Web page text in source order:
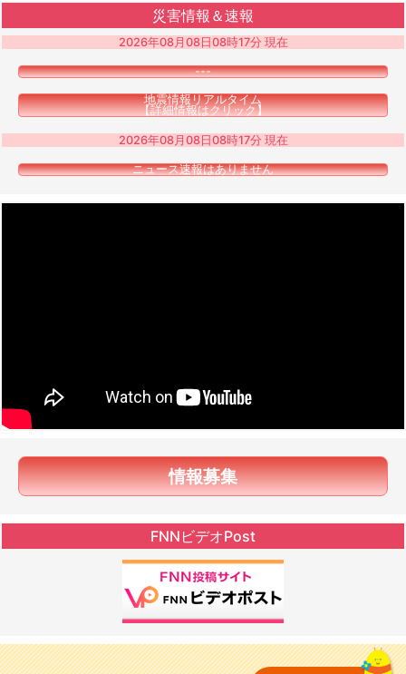
災害情報＆速報
2026年08月08日08時17分 現在
---
地震情報リアルタイム
【詳細情報はクリック】
2026年08月08日08時17分 現在
ニュース速報はありません
情報募集
FNNビデオPost